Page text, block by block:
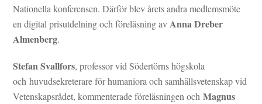
Nationella konferensen. Därför blev årets andra medlemsmöte
en digital prisutdelning och föreläsning av Anna Dreber
Almenberg.
Stefan Svallfors, professor vid Södertörns högskola
och huvudsekreterare för humaniora och samhällsvetenskap vid
Vetenskapsrådet, kommenterade föreläsningen ochMagnus